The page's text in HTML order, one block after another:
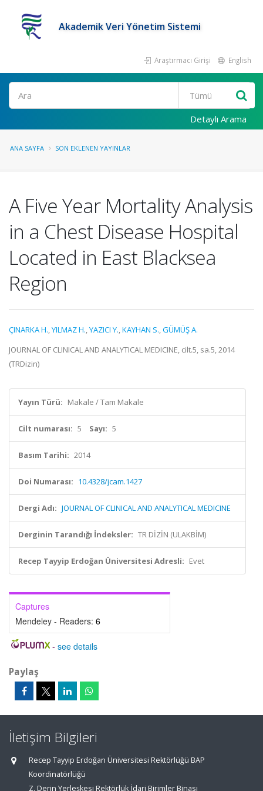
Akademik Veri Yönetim Sistemi
Araştırmacı Girişi English
Ara
Detaylı Arama
ANA SAYFA SON EKLENEN YAYINLAR
A Five Year Mortality Analysis
in a Chest Disease Hospital
Located in East Blacksea
Region
ÇINARKA H.,YILMAZ H.,YAZICI Y.,KAYHAN S.,GÜMÜŞ A.
JOURNAL OF CLINICAL AND ANALYTICAL MEDICINE, cilt.5, sa.5, 2014
(TRDizin)
Yayın Türü: Makale / Tam Makale
Cilt numarası: 5 Sayı: 5
Basım Tarihi: 2014
Doi Numarası: 10.4328/jcam.1427
Dergi Adı: JOURNAL OF CLINICAL AND ANALYTICAL MEDICINE
Derginin Tarandığı İndeksler: TR DİZİN (ULAKBİM)
Recep Tayyip Erdoğan Üniversitesi Adresli: Evet
Captures
Mendeley - Readers: 6
- see details
Paylaş
İletişim Bilgileri
Recep Tayyip Erdoğan Üniversitesi Rektörlüğü BAP
Koordinatörlüğü
Z. Derin Yerleşkesi Rektörlük İdari Birimler Binası